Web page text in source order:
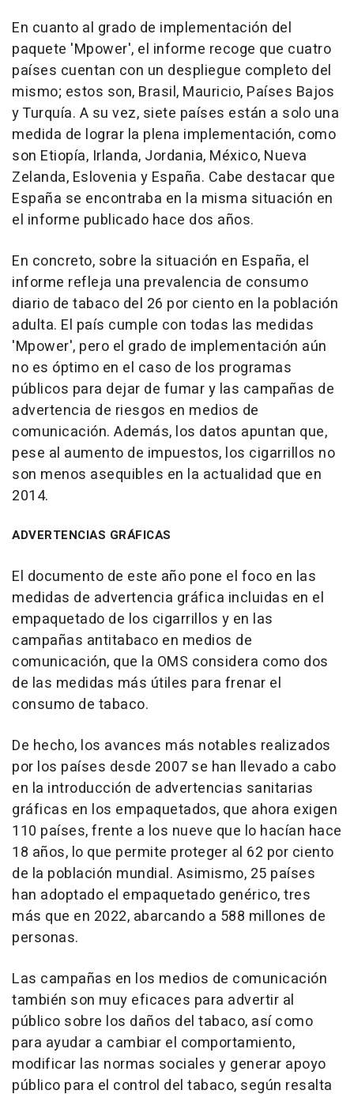
En cuanto al grado de implementación del
paquete 'Mpower', el informe recoge que cuatro
países cuentan con un despliegue completo del
mismo; estos son, Brasil, Mauricio, Países Bajos
y Turquía. A su vez, siete países están a solo una
medida de lograr la plena implementación, como
son Etiopía, Irlanda, Jordania, México, Nueva
Zelanda, Eslovenia y España. Cabe destacar que
España se encontraba en la misma situación en
el informe publicado hace dos años.
En concreto, sobre la situación en España, el
informe refleja una prevalencia de consumo
diario de tabaco del 26 por ciento en la población
adulta. El país cumple con todas las medidas
'Mpower', pero el grado de implementación aún
no es óptimo en el caso de los programas
públicos para dejar de fumar y las campañas de
advertencia de riesgos en medios de
comunicación. Además, los datos apuntan que,
pese al aumento de impuestos, los cigarrillos no
son menos asequibles en la actualidad que en
2014.
ADVERTENCIAS GRÁFICAS
El documento de este año pone el foco en las
medidas de advertencia gráfica incluidas en el
empaquetado de los cigarrillos y en las
campañas antitabaco en medios de
comunicación, que la OMS considera como dos
de las medidas más útiles para frenar el
consumo de tabaco.
De hecho, los avances más notables realizados
por los países desde 2007 se han llevado a cabo
en la introducción de advertencias sanitarias
gráficas en los empaquetados, que ahora exigen
110 países, frente a los nueve que lo hacían hace
18 años, lo que permite proteger al 62 por ciento
de la población mundial. Asimismo, 25 países
han adoptado el empaquetado genérico, tres
más que en 2022, abarcando a 588 millones de
personas.
Las campañas en los medios de comunicación
también son muy eficaces para advertir al
público sobre los daños del tabaco, así como
para ayudar a cambiar el comportamiento,
modificar las normas sociales y generar apoyo
público para el control del tabaco, según resalta